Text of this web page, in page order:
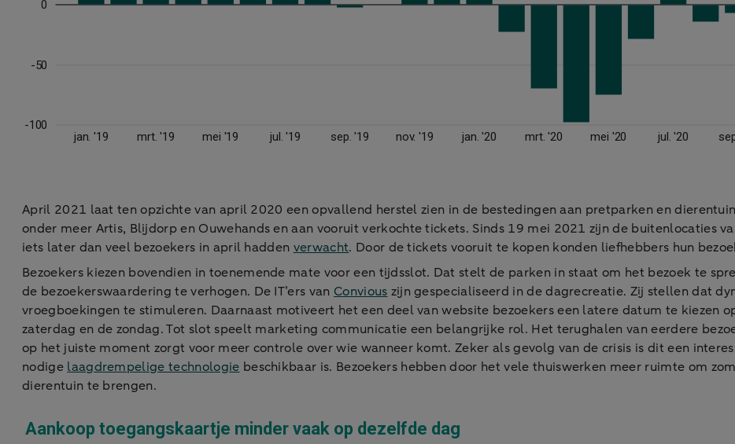
April 2021 laat ten opzichte van april 2020 een opvallend herstel zien in de bestedingen aan pretparken en
onder meer Artis, Blijdorp en Ouwehands en aan vooruit verkochte tickets. Sinds 19 mei 2021 zijn de buitenlocaties
iets later dan veel bezoekers in april hadden verwacht. Door de tickets vooruit te kopen konden liefhebbers hun
Bezoekers kiezen bovendien in toenemende mate voor een tijdsslot. Dat stelt de parken in staat om het bezoek te
de bezoekerswaardering te verhogen. De IT’ers van Convious zijn gespecialiseerd in de dagrecreatie. Zij stellen dat
vroegboekingen te stimuleren. Daarnaast motiveert het een deel van website bezoekers een latere datum te kiezen
zaterdag en de zondag. Tot slot speelt marketing communicatie een belangrijke rol. Het terughalen van eerdere
op het juiste moment zorgt voor meer controle over wie wanneer komt. Zeker als gevolg van de crisis is dit een
nodige laagdrempelige technologie beschikbaar is. Bezoekers hebben door het vele thuiswerken meer ruimte om
dierentuin te brengen.